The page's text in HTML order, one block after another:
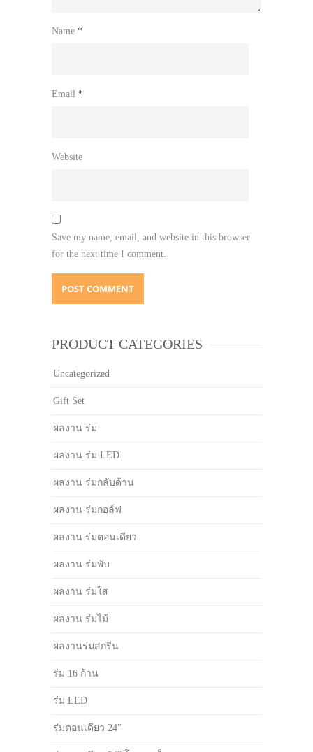
Name *
Email *
Website
Save my name, email, and website in this browser
for the next time I comment.
PRODUCT CATEGORIES
Uncategorized
Gift Set
ผลงาน ร่ม
ผลงาน ร่ม LED
ผลงาน ร่มกลับด้าน
ผลงาน ร่มกอล์ฟ
ผลงาน ร่มตอนเดียว
ผลงาน ร่มพับ
ผลงาน ร่มใส
ผลงาน ร่มไม้
ผลงานร่มสกรีน
ร่ม 16 ก้าน
ร่ม LED
ร่มตอนเดียว 24"